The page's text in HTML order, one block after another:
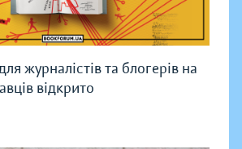
журналістів та блогерів на
відкрито